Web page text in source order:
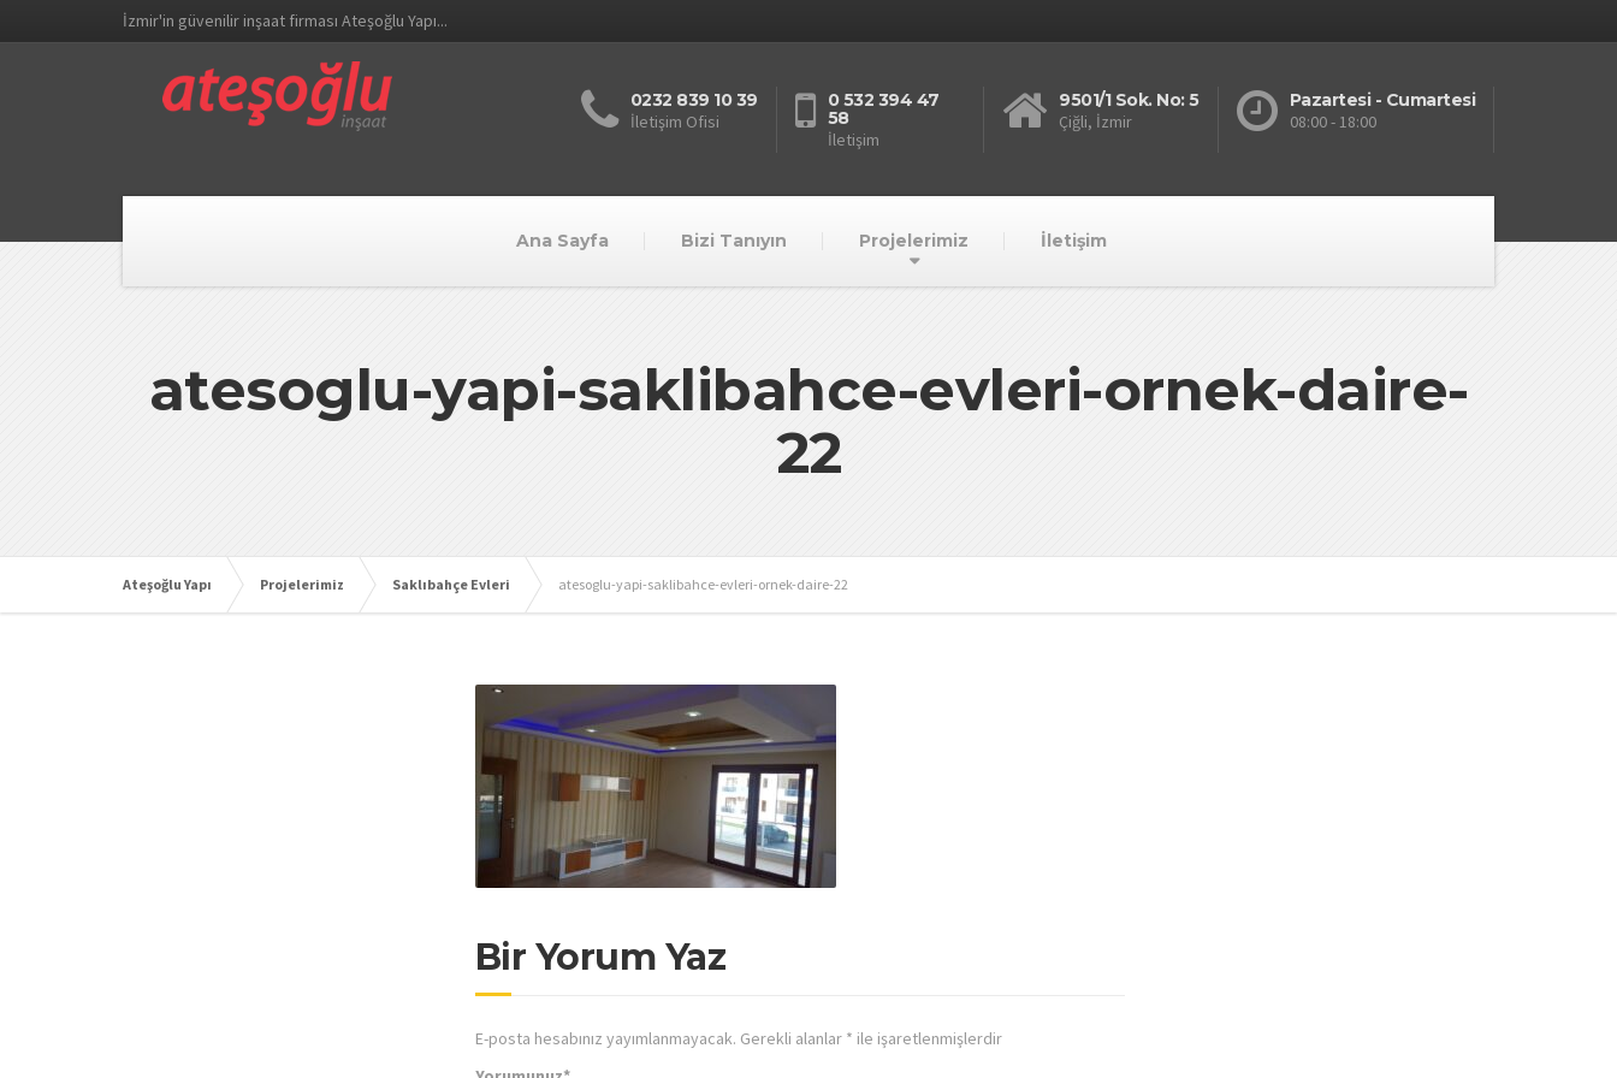
İzmir'in güvenilir inşaat firması Ateşoğlu Yapı...
0232 839 10 39
İletişim Ofisi
0 532 394 47
58
İletişim
9501/1 Sok. No: 5
Çiğli, İzmir
Pazartesi - Cumartesi
08:00 - 18:00
Ana Sayfa Bizi Tanıyın Projelerimiz İletişim
atesoglu-yapi-saklibahce-evleri-ornek-daire-
22
Ateşoğlu Yapı Projelerimiz Saklıbahçe Evleri atesoglu-yapi-saklibahce-evleri-ornek-daire-22
Bir Yorum Yaz
E-posta hesabınız yayımlanmayacak. Gerekli alanlar * ile işaretlenmişlerdir